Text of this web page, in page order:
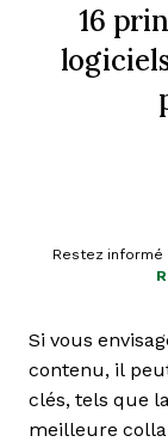
16
Restez informé
Si vous
contenu, il
clés, tels que
meilleure